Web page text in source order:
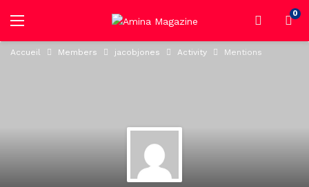
0
Accueil Members jacobjones Activity Mentions